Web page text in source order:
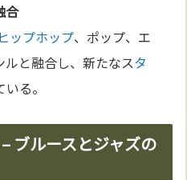
合
ヒップホップ、ポップ、エ
ルと融合し、新たなスタ
る。
ブルースとジャズの